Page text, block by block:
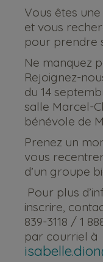
Vous êtes
et vous
pour prendre
Ne manquez
Rejoignez-
du 14
salle Marcel-
bénévole de
Prenez un
vous
d’un groupe
Pour plus
inscrire,
839-3118 / 1
par courriel à